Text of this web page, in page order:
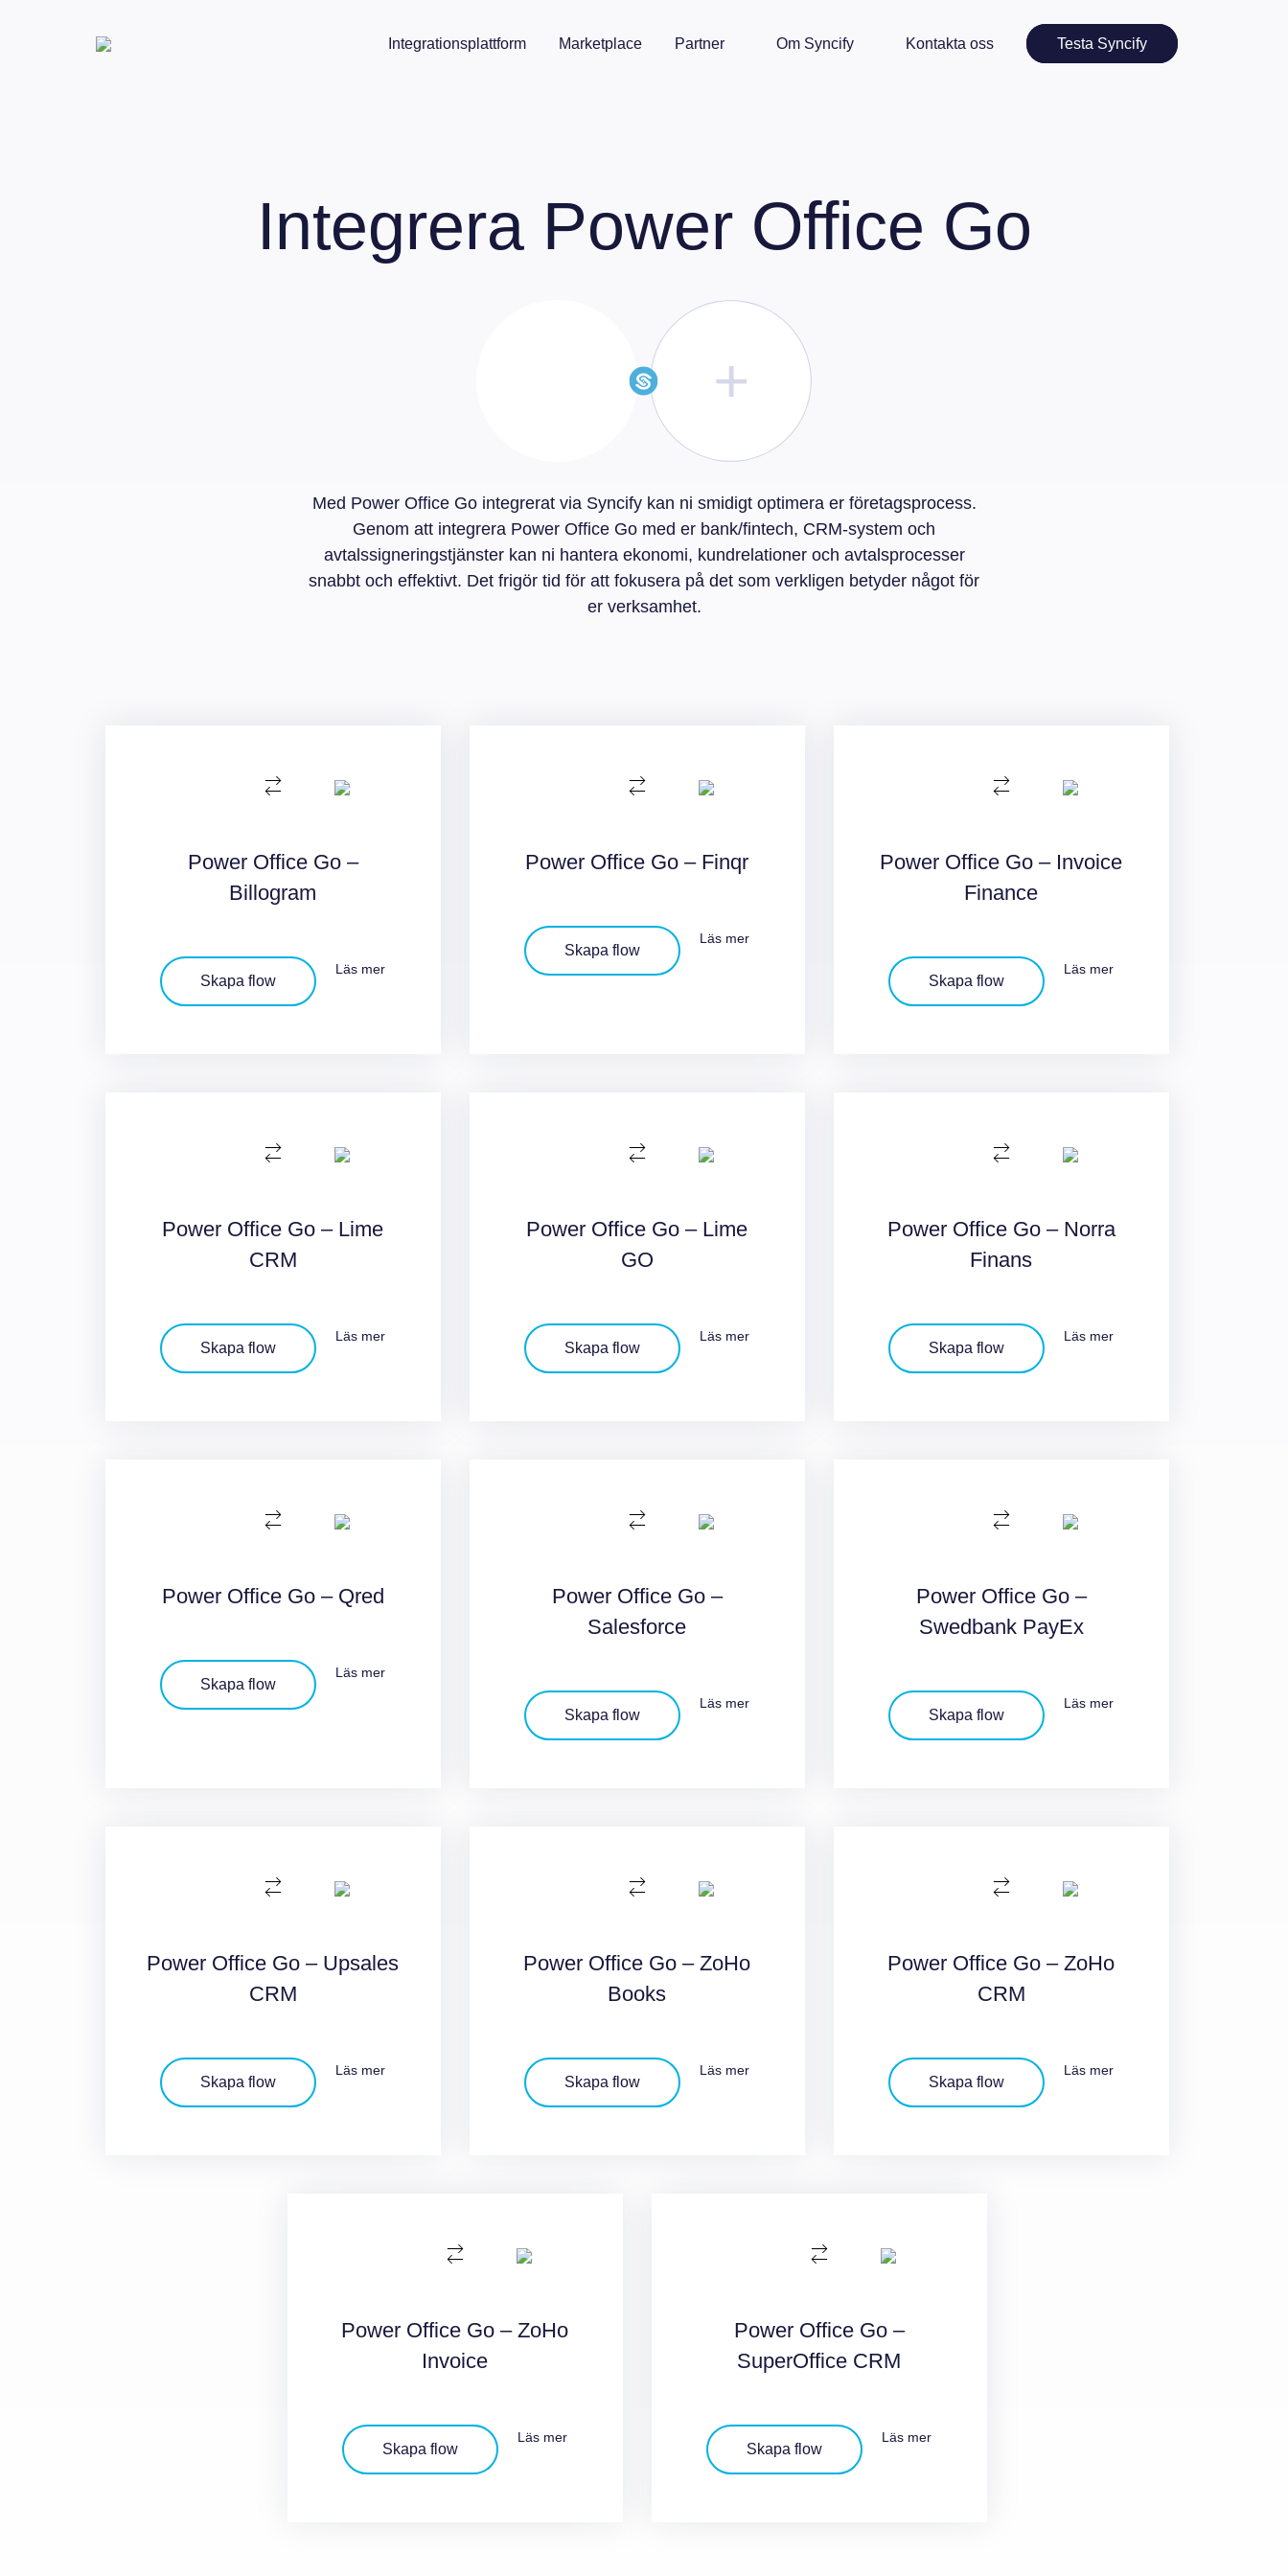
Integrationsplattform Marketplace Partner Om Syncify Kontakta oss Testa Syncify
Integrera Power Office Go
Med Power Office Go integrerat via Syncify kan ni smidigt optimera er företagsprocess.
Genom att integrera Power Office Go med er bank/fintech, CRM-system och
avtalssigneringstjänster kan ni hantera ekonomi, kundrelationer och avtalsprocesser
snabbt och effektivt. Det frigör tid för att fokusera på det som verkligen betyder något för
er verksamhet.
Power Office Go –
Billogram
Skapa flow
Läs mer
Power Office Go – Finqr
Skapa flow
Läs mer
Power Office Go – Invoice
Finance
Skapa flow
Läs mer
Power Office Go – Lime
CRM
Skapa flow
Läs mer
Power Office Go – Lime
GO
Skapa flow
Läs mer
Power Office Go – Norra
Finans
Skapa flow
Läs mer
Power Office Go – Qred
Skapa flow
Läs mer
Power Office Go –
Salesforce
Skapa flow
Läs mer
Power Office Go –
Swedbank PayEx
Skapa flow
Läs mer
Power Office Go – Upsales
CRM
Skapa flow
Läs mer
Power Office Go – ZoHo
Books
Skapa flow
Läs mer
Power Office Go – ZoHo
CRM
Skapa flow
Läs mer
Power Office Go – ZoHo
Invoice
Skapa flow
Läs mer
Power Office Go –
SuperOffice CRM
Skapa flow
Läs mer